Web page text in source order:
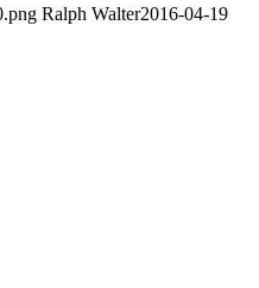
Ralph Walter2016-04-19